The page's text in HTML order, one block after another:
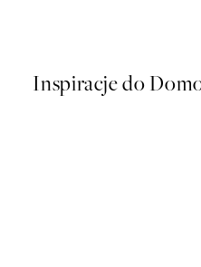
Inspiracje do